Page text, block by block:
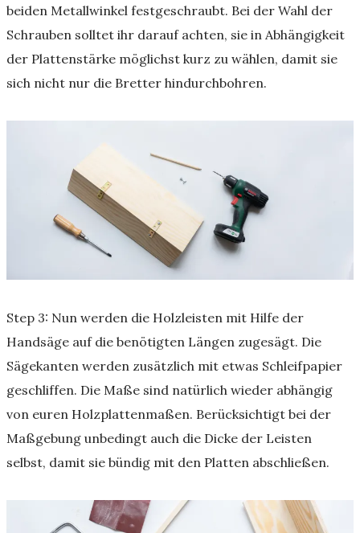
beiden Metallwinkel festgeschraubt. Bei der Wahl der
Schrauben solltet ihr darauf achten, sie in Abhängigkeit
der Plattenstärke möglichst kurz zu wählen, damit sie
sich nicht nur die Bretter hindurchbohren.
Step 3: Nun werden die Holzleisten mit Hilfe der
Handsäge auf die benötigten Längen zugesägt. Die
Sägekanten werden zusätzlich mit etwas Schleifpapier
geschliffen. Die Maße sind natürlich wieder abhängig
von euren Holzplattenmaßen. Berücksichtigt bei der
Maßgebung unbedingt auch die Dicke der Leisten
selbst, damit sie bündig mit den Platten abschließen.